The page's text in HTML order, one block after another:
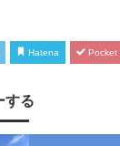
Hatena Pocket
する